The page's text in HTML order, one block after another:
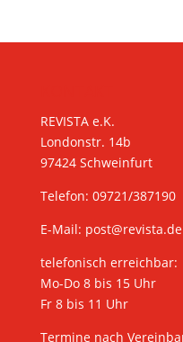
REVISTA e.K.
Londonstr. 14b
97424 Schweinfurt
Telefon: 09721/387190
E-Mail: post@revista.de
telefonisch erreichbar:
Mo-Do 8 bis 15 Uhr
Fr 8 bis 11 Uhr
Termine nach